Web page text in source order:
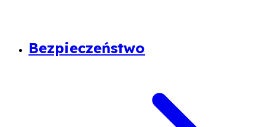
Bezpieczeństwo